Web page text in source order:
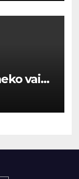
vain